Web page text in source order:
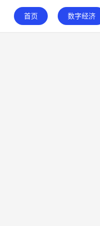
首页 数字经济